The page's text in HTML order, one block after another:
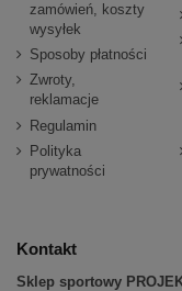
zamówień, koszty
wysyłek
Sposoby płatności
Zwroty,
reklamacje
Regulamin
Polityka
prywatności
Kontakt
Sklep sportowy